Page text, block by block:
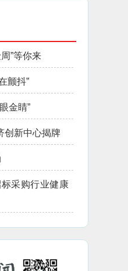
”等你来
颤抖”
金睛”
创新中心揭牌
采购行业健康